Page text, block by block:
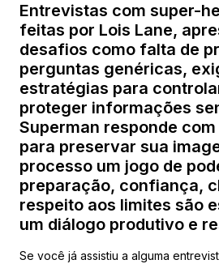
Entrevistas com super-
feitas por Lois Lane,
desafios como falta de
perguntas genéricas,
estratégias para
proteger informações
Superman responde
para preservar sua
processo um jogo de
preparação, confiança,
respeito aos limites são
um diálogo produtivo e
Se você já assistiu a alguma